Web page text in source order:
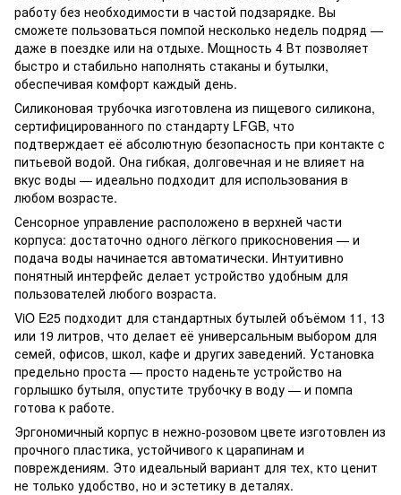
работу без необходимости в частой подзарядке. Вы
сможете пользоваться помпой несколько недель подряд —
даже в поездке или на отдыхе. Мощность 4 Вт позволяет
быстро и стабильно наполнять стаканы и бутылки,
обеспечивая комфорт каждый день.
Силиконовая трубочка изготовлена из пищевого силикона,
сертифицированного по стандарту LFGB, что
подтверждает её абсолютную безопасность при контакте с
питьевой водой. Она гибкая, долговечная и не влияет на
вкус воды — идеально подходит для использования в
любом возрасте.
Сенсорное управление расположено в верхней части
корпуса: достаточно одного лёгкого прикосновения — и
подача воды начинается автоматически. Интуитивно
понятный интерфейс делает устройство удобным для
пользователей любого возраста.
ViO E25 подходит для стандартных бутылей объёмом 11, 13
или 19 литров, что делает её универсальным выбором для
семей, офисов, школ, кафе и других заведений. Установка
предельно проста — просто наденьте устройство на
горлышко бутыля, опустите трубочку в воду — и помпа
готова к работе.
Эргономичный корпус в нежно-розовом цвете изготовлен из
прочного пластика, устойчивого к царапинам и
повреждениям. Это идеальный вариант для тех, кто ценит
не только удобство, но и эстетику в деталях.